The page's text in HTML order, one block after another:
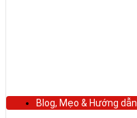
Blog, Mẹo & Hướng dẫn